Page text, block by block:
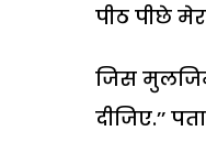
पीठ पीछे
जिस
दीजिए.’’